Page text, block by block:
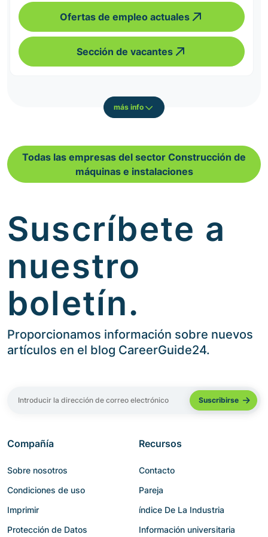
Ofertas de empleo actuales
Sección de vacantes
más info
Todas las empresas del sector Construcción de
máquinas e instalaciones
Suscríbete a
nuestro
boletín.
Proporcionamos información sobre nuevos
artículos en el blog CareerGuide24.
Compañía
Sobre nosotros
Condiciones de uso
Imprimir
Protección de Datos
Recursos
Contacto
Pareja
índice De La Industria
Información universitaria